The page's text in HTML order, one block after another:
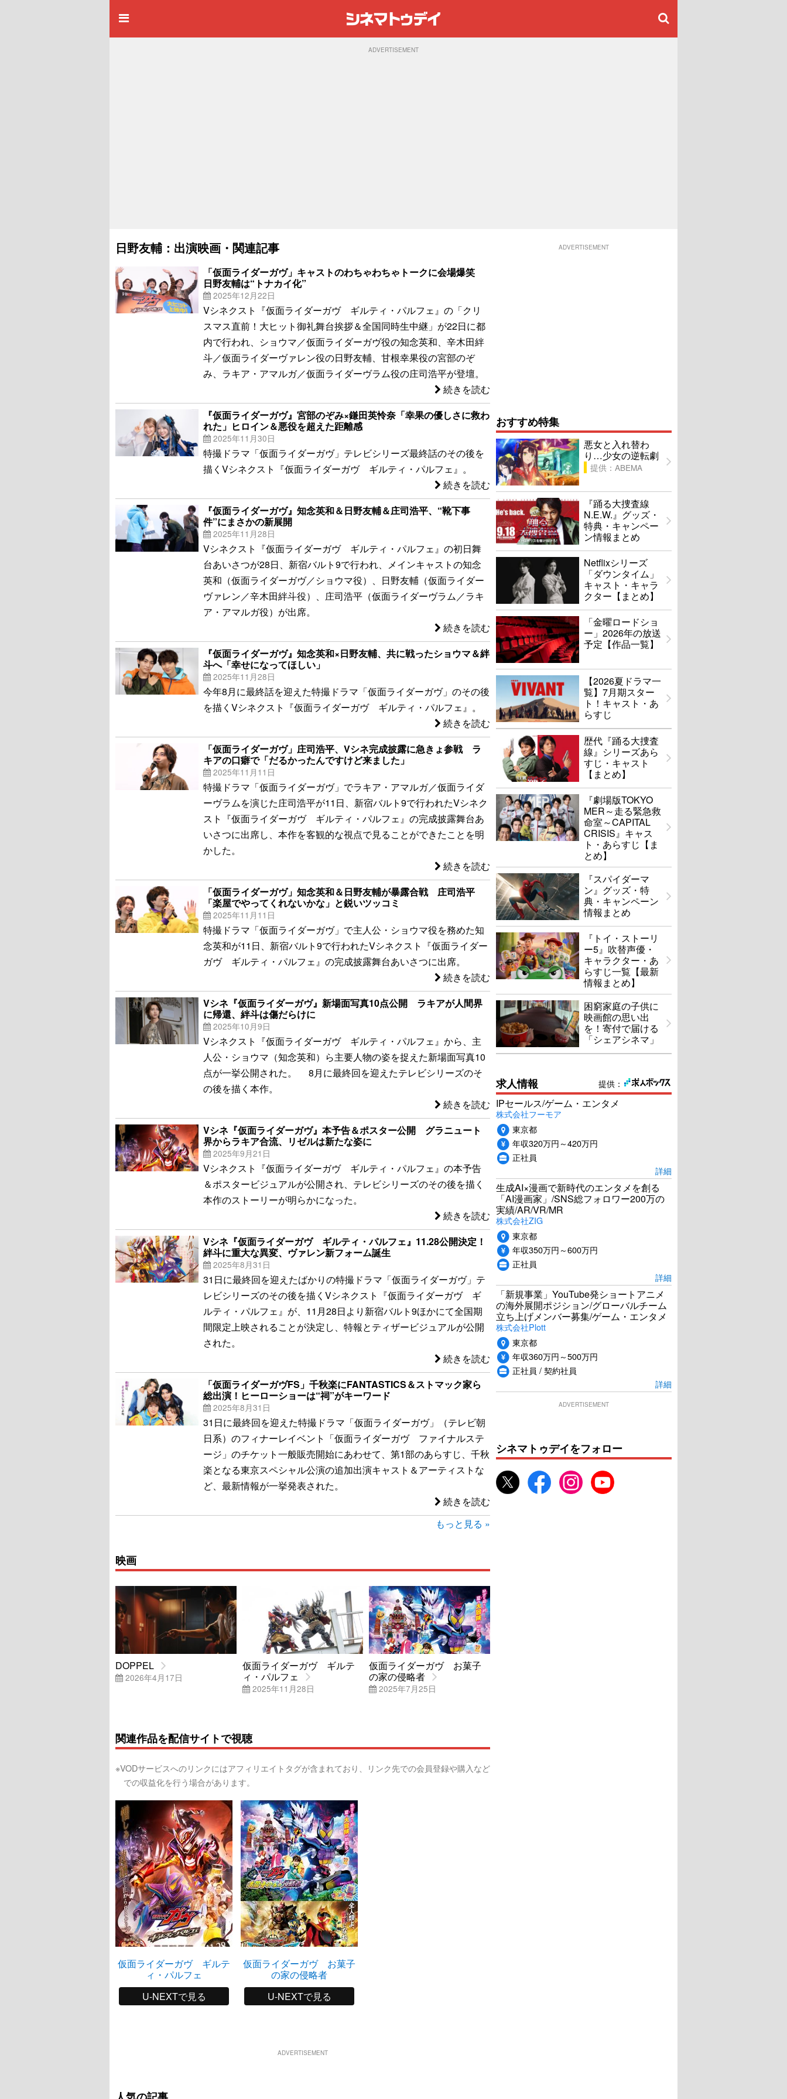
ADVERTISEMENT
日野友輔：出演映画・関連記事
「仮面ライダーガヴ」キャストのわちゃわちゃトークに会場爆笑
日野友輔は“トナカイ化”
2025年12月22日
Vシネクスト『仮面ライダーガヴ ギルティ・パルフェ』の「クリ
スマス直前！大ヒット御礼舞台挨拶＆全国同時生中継」が22日に都
内で行われ、ショウマ／仮面ライダーガヴ役の知念英和、辛木田絆
斗／仮面ライダーヴァレン役の日野友輔、甘根幸果役の宮部のぞ
み、ラキア・アマルガ／仮面ライダーヴラム役の庄司浩平が登壇。
続きを読む
『仮面ライダーガヴ』宮部のぞみ×鎌田英怜奈「幸果の優しさに救わ
れた」ヒロイン＆悪役を超えた距離感
2025年11月30日
特撮ドラマ「仮面ライダーガヴ」テレビシリーズ最終話のその後を
描くVシネクスト『仮面ライダーガヴ ギルティ・パルフェ』。
続きを読む
『仮面ライダーガヴ』知念英和＆日野友輔＆庄司浩平、“靴下事
件”にまさかの新展開
2025年11月28日
Vシネクスト『仮面ライダーガヴ ギルティ・パルフェ』の初日舞
台あいさつが28日、新宿バルト9で行われ、メインキャストの知念
英和（仮面ライダーガヴ／ショウマ役）、日野友輔（仮面ライダー
ヴァレン／辛木田絆斗役）、庄司浩平（仮面ライダーヴラム／ラキ
ア・アマルガ役）が出席。
続きを読む
『仮面ライダーガヴ』知念英和×日野友輔、共に戦ったショウマ＆絆
斗へ「幸せになってほしい」
2025年11月28日
今年8月に最終話を迎えた特撮ドラマ「仮面ライダーガヴ」のその後
を描くVシネクスト『仮面ライダーガヴ ギルティ・パルフェ』。
続きを読む
「仮面ライダーガヴ」庄司浩平、Vシネ完成披露に急きょ参戦 ラ
キアの口癖で「だるかったんですけど来ました」
2025年11月11日
特撮ドラマ「仮面ライダーガヴ」でラキア・アマルガ／仮面ライダ
ーヴラムを演じた庄司浩平が11日、新宿バルト9で行われたVシネク
スト『仮面ライダーガヴ ギルティ・パルフェ』の完成披露舞台あ
いさつに出席し、本作を客観的な視点で見ることができたことを明
かした。
続きを読む
「仮面ライダーガヴ」知念英和＆日野友輔が暴露合戦 庄司浩平
「楽屋でやってくれないかな」と鋭いツッコミ
2025年11月11日
特撮ドラマ「仮面ライダーガヴ」で主人公・ショウマ役を務めた知
念英和が11日、新宿バルト9で行われたVシネクスト『仮面ライダー
ガヴ ギルティ・パルフェ』の完成披露舞台あいさつに出席。
続きを読む
Vシネ『仮面ライダーガヴ』新場面写真10点公開 ラキアが人間界
に帰還、絆斗は傷だらけに
2025年10月9日
Vシネクスト『仮面ライダーガヴ ギルティ・パルフェ』から、主
人公・ショウマ（知念英和）ら主要人物の姿を捉えた新場面写真10
点が一挙公開された。 8月に最終回を迎えたテレビシリーズのそ
の後を描く本作。
続きを読む
Vシネ『仮面ライダーガヴ』本予告＆ポスター公開 グラニュート
界からラキア合流、リゼルは新たな姿に
2025年9月21日
Vシネクスト『仮面ライダーガヴ ギルティ・パルフェ』の本予告
＆ポスタービジュアルが公開され、テレビシリーズのその後を描く
本作のストーリーが明らかになった。
続きを読む
Vシネ『仮面ライダーガヴ ギルティ・パルフェ』11.28公開決定！
絆斗に重大な異変、ヴァレン新フォーム誕生
2025年8月31日
31日に最終回を迎えたばかりの特撮ドラマ「仮面ライダーガヴ」テ
レビシリーズのその後を描くVシネクスト『仮面ライダーガヴ ギ
ルティ・パルフェ』が、11月28日より新宿バルト9ほかにて全国期
間限定上映されることが決定し、特報とティザービジュアルが公開
された。
続きを読む
「仮面ライダーガヴFS」千秋楽にFANTASTICS＆ストマック家ら
総出演！ヒーローショーは“祠”がキーワード
2025年8月31日
31日に最終回を迎えた特撮ドラマ「仮面ライダーガヴ」（テレビ朝
日系）のフィナーレイベント「仮面ライダーガヴ ファイナルステ
ージ」のチケット一般販売開始にあわせて、第1部のあらすじ、千秋
楽となる東京スペシャル公演の追加出演キャスト＆アーティストな
ど、最新情報が一挙発表された。
続きを読む
もっと見る »
映画
DOPPEL
2026年4月17日
仮面ライダーガヴ ギルテ
ィ・パルフェ
2025年11月28日
仮面ライダーガヴ お菓子
の家の侵略者
2025年7月25日
関連作品を配信サイトで視聴
※VODサービスへのリンクにはアフィリエイトタグが含まれており、リンク先での会員登録や購入など
での収益化を行う場合があります。
仮面ライダーガヴ ギルテ
ィ・パルフェ
U-NEXTで見る
仮面ライダーガヴ お菓子
の家の侵略者
U-NEXTで見る
ADVERTISEMENT
ADVERTISEMENT
おすすめ特集
悪女と入れ替わ
り…少女の逆転劇
提供：ABEMA
『踊る大捜査線
N.E.W.』グッズ・
特典・キャンペー
ン情報まとめ
Netflixシリーズ
「ダウンタイム」
キャスト・キャラ
クター【まとめ】
「金曜ロードショ
ー」2026年の放送
予定【作品一覧】
【2026夏ドラマ一
覧】7月期スター
ト！キャスト・あ
らすじ
歴代『踊る大捜査
線』シリーズあら
すじ・キャスト
【まとめ】
『劇場版TOKYO
MER～走る緊急救
命室～CAPITAL
CRISIS』キャス
ト・あらすじ【ま
とめ】
『スパイダーマ
ン』グッズ・特
典・キャンペーン
情報まとめ
『トイ・ストーリ
ー5』吹替声優・
キャラクター・あ
らすじ一覧【最新
情報まとめ】
困窮家庭の子供に
映画館の思い出
を！寄付で届ける
「シェアシネマ」
提供：
求人情報
IPセールス/ゲーム・エンタメ
株式会社フーモア
東京都
年収320万円～420万円
正社員
詳細
生成AI×漫画で新時代のエンタメを創る
「AI漫画家」/SNS総フォロワー200万の
実績/AR/VR/MR
株式会社ZIG
東京都
年収350万円～600万円
正社員
詳細
「新規事業」YouTube発ショートアニメ
の海外展開ポジション/グローバルチーム
立ち上げメンバー募集/ゲーム・エンタメ
株式会社Plott
東京都
年収360万円～500万円
正社員 / 契約社員
詳細
ADVERTISEMENT
シネマトゥデイをフォロー